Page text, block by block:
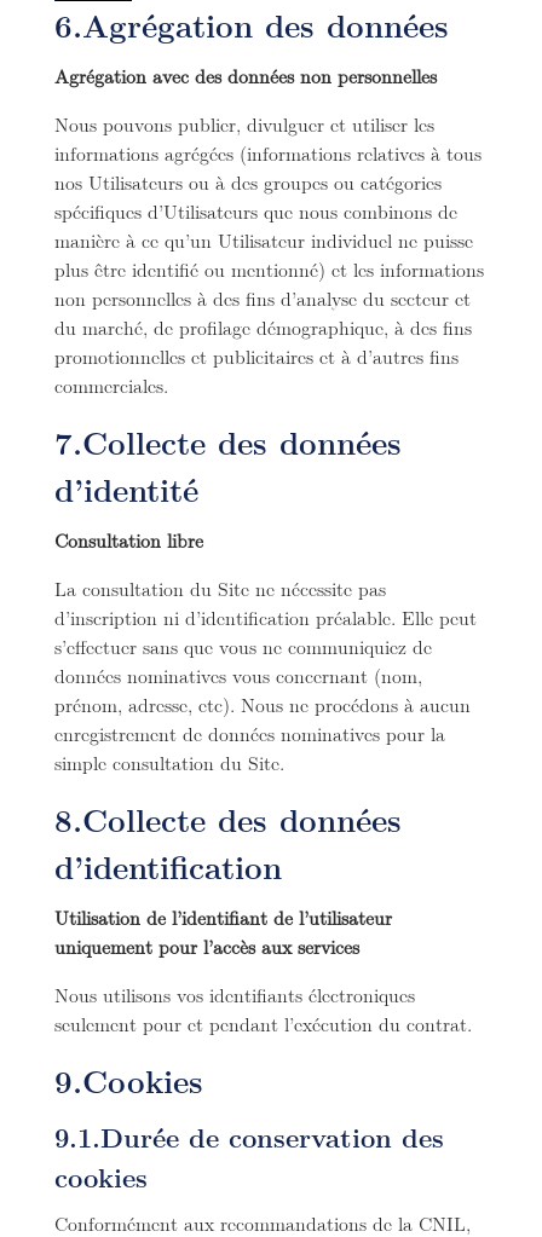
6.Agrégation des données
Agrégation avec des données non personnelles
Nous pouvons publier, divulguer et utiliser les
informations agrégées (informations relatives à tous
nos Utilisateurs ou à des groupes ou catégories
spécifiques d’Utilisateurs que nous combinons de
manière à ce qu’un Utilisateur individuel ne puisse
plus être identifié ou mentionné) et les informations
non personnelles à des fins d’analyse du secteur et
du marché, de profilage démographique, à des fins
promotionnelles et publicitaires et à d’autres fins
commerciales.
7.Collecte des données
d’identité
Consultation libre
La consultation du Site ne nécessite pas
d’inscription ni d’identification préalable. Elle peut
s’effectuer sans que vous ne communiquiez de
données nominatives vous concernant (nom,
prénom, adresse, etc). Nous ne procédons à aucun
enregistrement de données nominatives pour la
simple consultation du Site.
8.Collecte des données
d’identification
Utilisation de l’identifiant de l’utilisateur
uniquement pour l’accès aux services
Nous utilisons vos identifiants électroniques
seulement pour et pendant l’exécution du contrat.
9.Cookies
9.1.Durée de conservation des
cookies
Conformément aux recommandations de la CNIL,